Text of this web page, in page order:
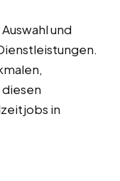
und
in